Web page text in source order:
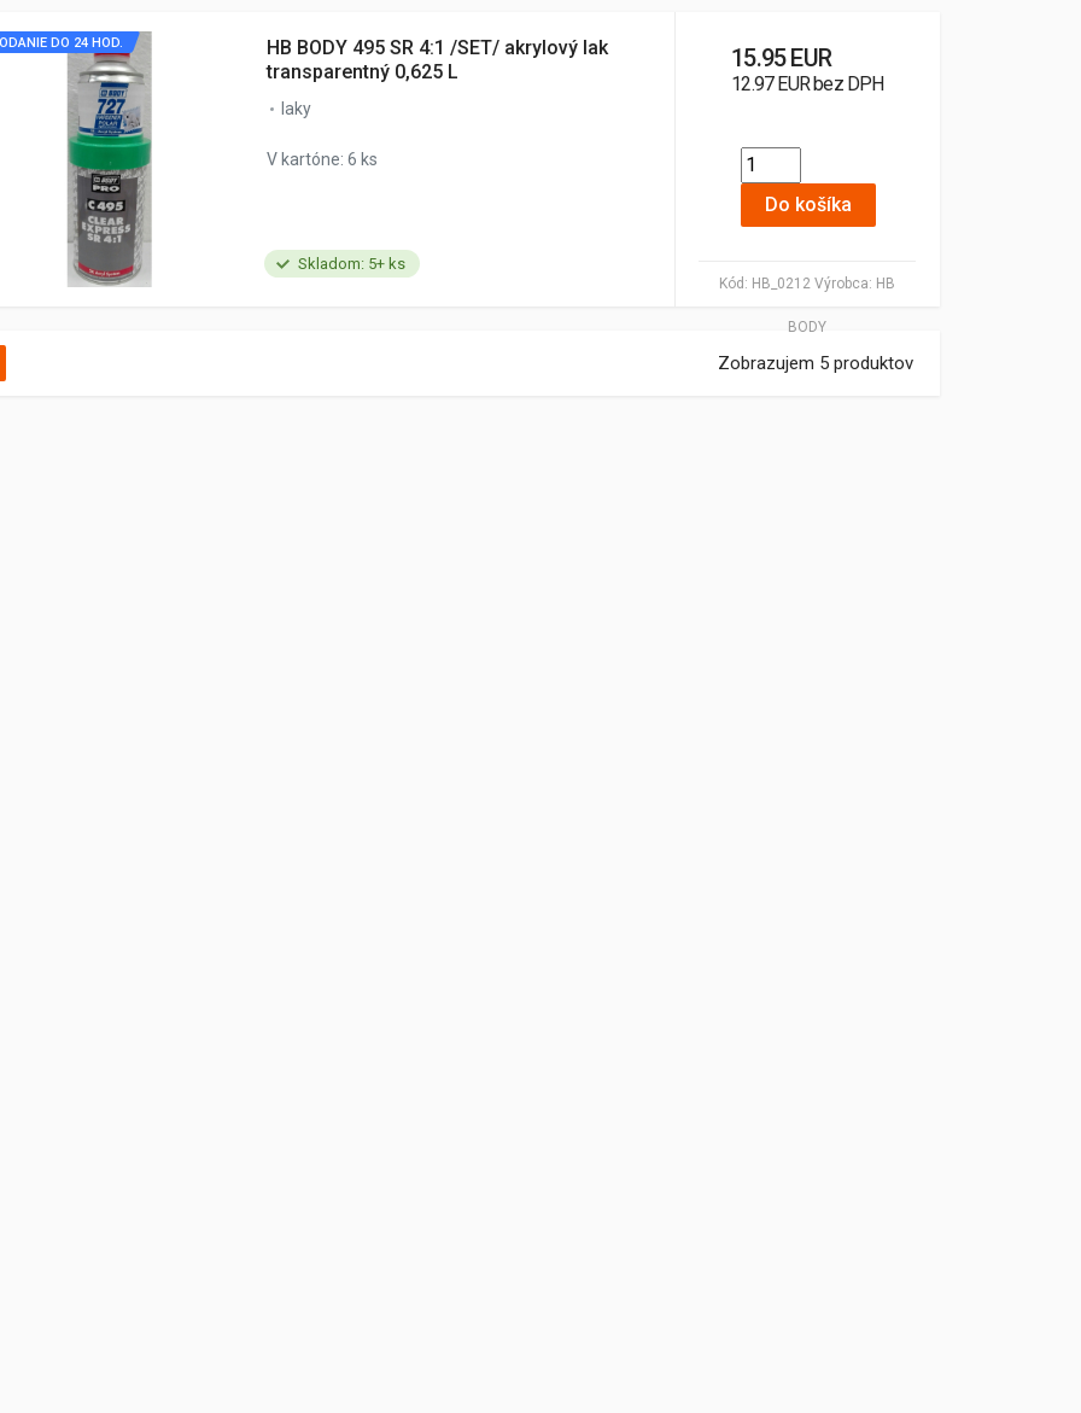
Skladom: 5+ ks
Kód: HB_0212 Výrobca: HB
BODY
DO 24 HOD.
HB BODY 495 SR 4:1 /SET/ akrylový lak
transparentný 0,625 L
laky
V kartóne: 6 ks
15.95 EUR
12.97 EUR bez DPH
Do košíka
Zobrazujem 5 produktov